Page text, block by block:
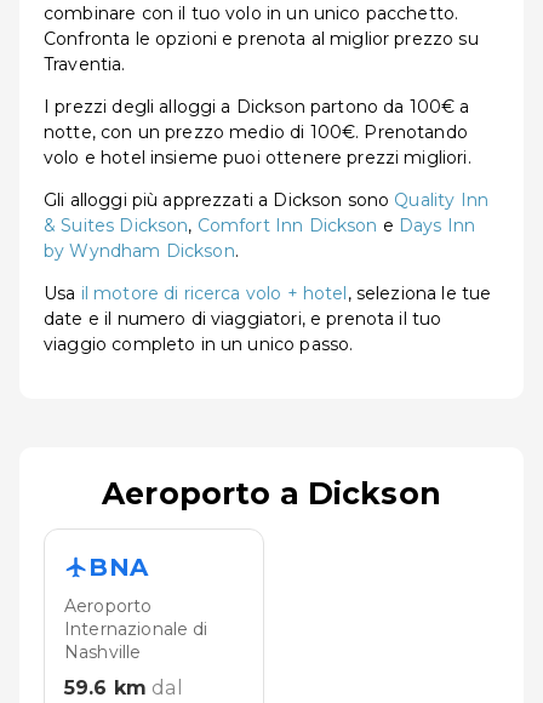
combinare con il tuo volo in un unico pacchetto.
Confronta le opzioni e prenota al miglior prezzo su
Traventia.
I prezzi degli alloggi a Dickson partono da 100€ a
notte, con un prezzo medio di 100€. Prenotando
volo e hotel insieme puoi ottenere prezzi migliori.
Gli alloggi più apprezzati a Dickson sono Quality Inn
& Suites Dickson, Comfort Inn Dickson e Days Inn
by Wyndham Dickson.
Usa il motore di ricerca volo + hotel, seleziona le tue
date e il numero di viaggiatori, e prenota il tuo
viaggio completo in un unico passo.
Aeroporto a Dickson
BNA
Aeroporto
Internazionale di
Nashville
59.6 km dal